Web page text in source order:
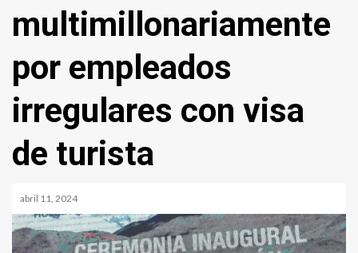
multimillonariamente
por empleados
irregulares con visa
de turista
abril 11, 2024